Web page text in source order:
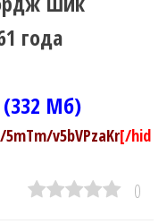
года
(332 Мб)
v5bVPzaKr[/hid
0